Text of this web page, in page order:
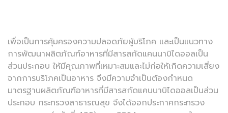
เพื่อเป็นการคุ้มครองความปลอดภัยผู้บริโภค และเป็นแนวทาง
การพัฒนาผลิตภัณฑ์อาหารที่มีสารสกัดแคนนาบิไดออลเป็น
ส่วนประกอบ ให้มีคุณภาพที่เหมาะสมและไม่ก่อให้เกิดความเสี่ยง
จากการบริโภคเป็นอาหาร จึงมีความจำเป็นต้องกำหนด
มาตรฐานผลิตภัณฑ์อาหารที่มีสารสกัดแคนนาบิไดออลเป็นส่วน
ประกอบ กระทรวงสาธารณสุข จึงได้ออกประกาศกระทรวง